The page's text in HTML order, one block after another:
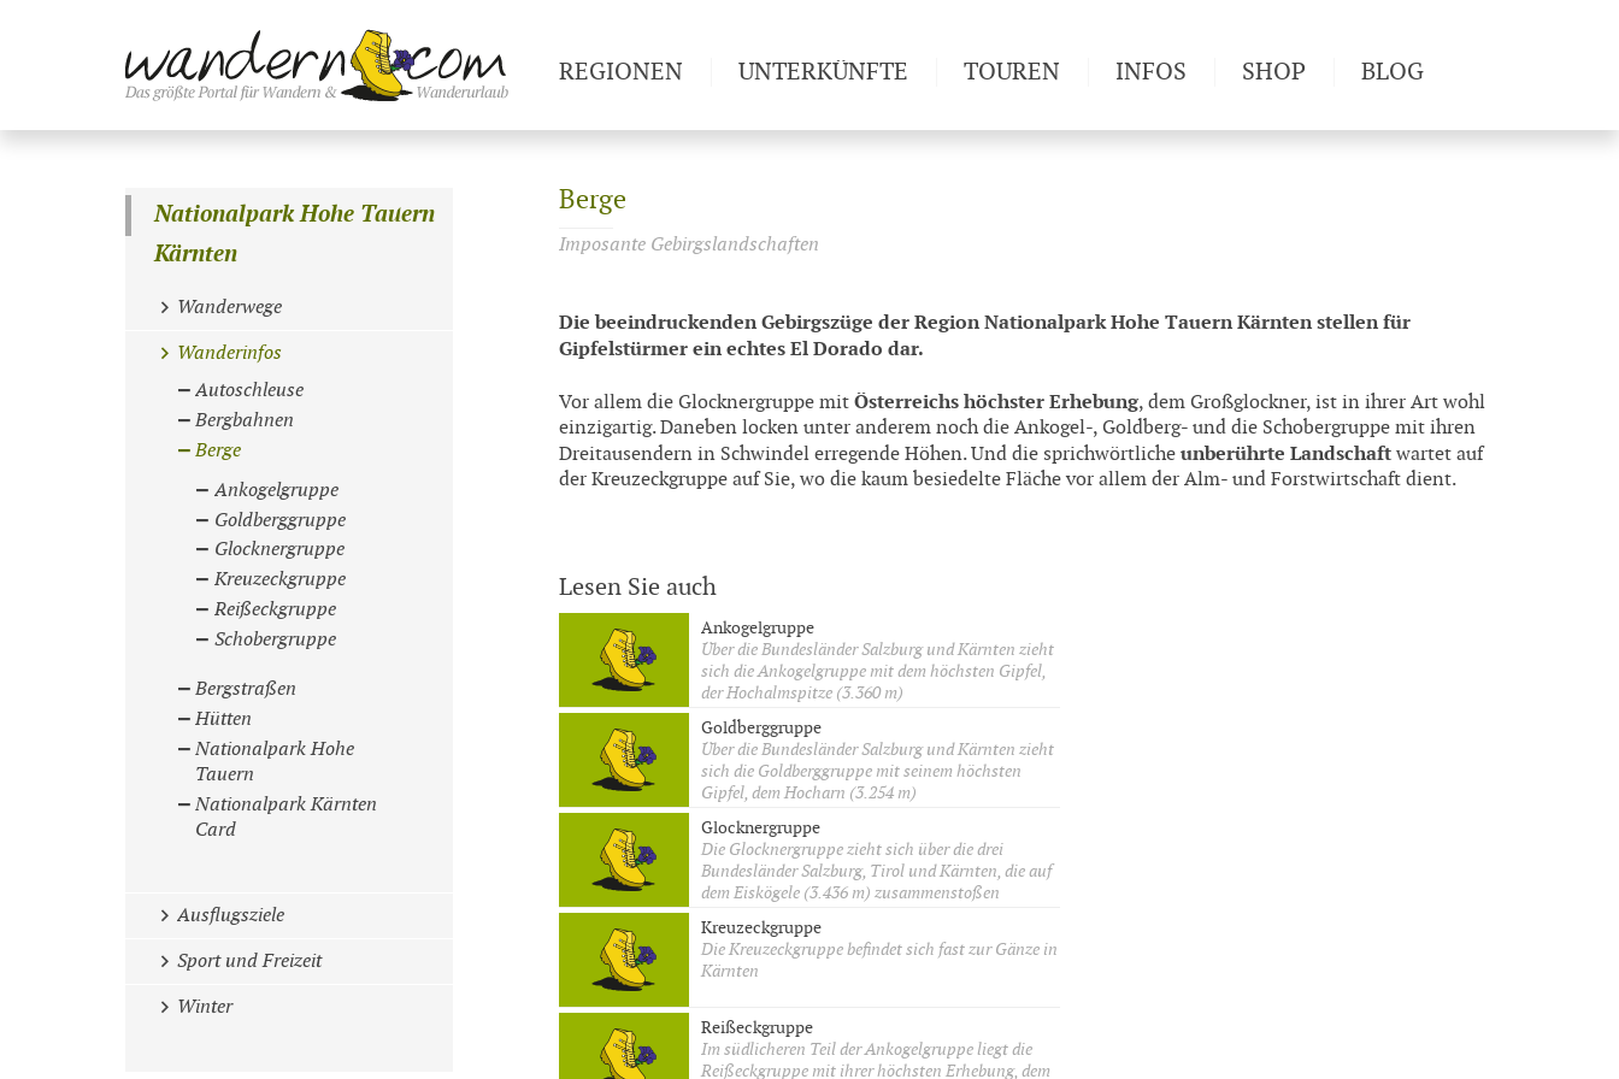
Berge
Imposante Gebirgslandschaften
Die beeindruckenden Gebirgszüge der Region Nationalpark Hohe Tauern Kärnten stellen für
Gipfelstürmer ein echtes El Dorado dar.
Vor allem die Glocknergruppe mit Österreichs höchster Erhebung, dem Großglockner, ist in ihrer Art wohl
einzigartig. Daneben locken unter anderem noch die Ankogel-, Goldberg- und die Schobergruppe mit ihren
Dreitausendern in Schwindel erregende Höhen. Und die sprichwörtliche unberührte Landschaft wartet auf
der Kreuzeckgruppe auf Sie, wo die kaum besiedelte Fläche vor allem der Alm- und Forstwirtschaft dient.
Lesen Sie auch
Ankogelgruppe
Über die Bundesländer Salzburg und Kärnten zieht
sich die Ankogelgruppe mit dem höchsten Gipfel,
der Hochalmspitze (3.360 m)
Goldberggruppe
Über die Bundesländer Salzburg und Kärnten zieht
sich die Goldberggruppe mit seinem höchsten
Gipfel, dem Hocharn (3.254 m)
Glocknergruppe
Die Glocknergruppe zieht sich über die drei
Bundesländer Salzburg, Tirol und Kärnten, die auf
dem Eiskögele (3.436 m) zusammenstoßen
Kreuzeckgruppe
Die Kreuzeckgruppe befindet sich fast zur Gänze in
Kärnten
Reißeckgruppe
Im südlicheren Teil der Ankogelgruppe liegt die
Reißeckgruppe mit ihrer höchsten Erhebung, dem
Nationalpark Hohe Tauern
Kärnten
Wanderwege
Wanderinfos
Autoschleuse
Bergbahnen
Berge
Ankogelgruppe
Goldberggruppe
Glocknergruppe
Kreuzeckgruppe
Reißeckgruppe
Schobergruppe
Bergstraßen
Hütten
Nationalpark Hohe
Tauern
Nationalpark Kärnten
Card
Ausflugsziele
Sport und Freizeit
Winter
REGIONEN UNTERKÜNFTE TOUREN INFOS
Newsletter
SHOP BLOG